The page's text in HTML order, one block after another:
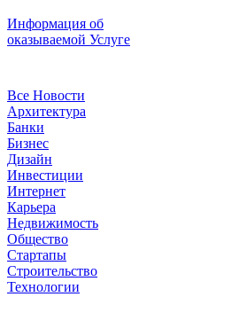
Информация об
оказываемой Услуге
Все Новости
Архитектура
Банки
Бизнес
Дизайн
Инвестиции
Интернет
Карьера
Недвижимость
Общество
Стартапы
Строительство
Технологии